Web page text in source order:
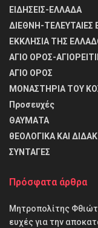
ΕΙΔΗΣΕΙΣ-ΕΛΛΑΔΑ
ΔΙΕΘΝΗ-ΤΕΛΕΥΤΑΙΕΣ
ΕΚΚΛΗΣΙΑ ΤΗΣ
ΑΓΙΟ ΟΡΟΣ-
ΑΓΙΟ ΟΡΟΣ
ΜΟΝΑΣΤΗΡΙΑ ΤΟΥ
Προσευχές
ΘΑΥΜΑΤΑ
θΕΟΛΟΓΙΚΑ ΚΑΙ
ΣΥΝΤΑΓΕΣ
Πρόσφατα άρθρα
Μητροπολίτης
ευχές για την